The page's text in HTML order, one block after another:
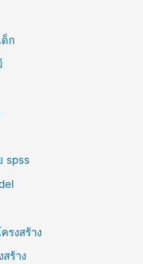
ก
spss
รงสร้าง
สร้าง